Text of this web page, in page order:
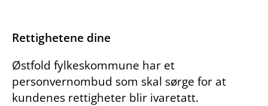
Rettighetene dine
Østfold fylkeskommune har et
personvernombud som skal sørge for at
kundenes rettigheter blir ivaretatt.